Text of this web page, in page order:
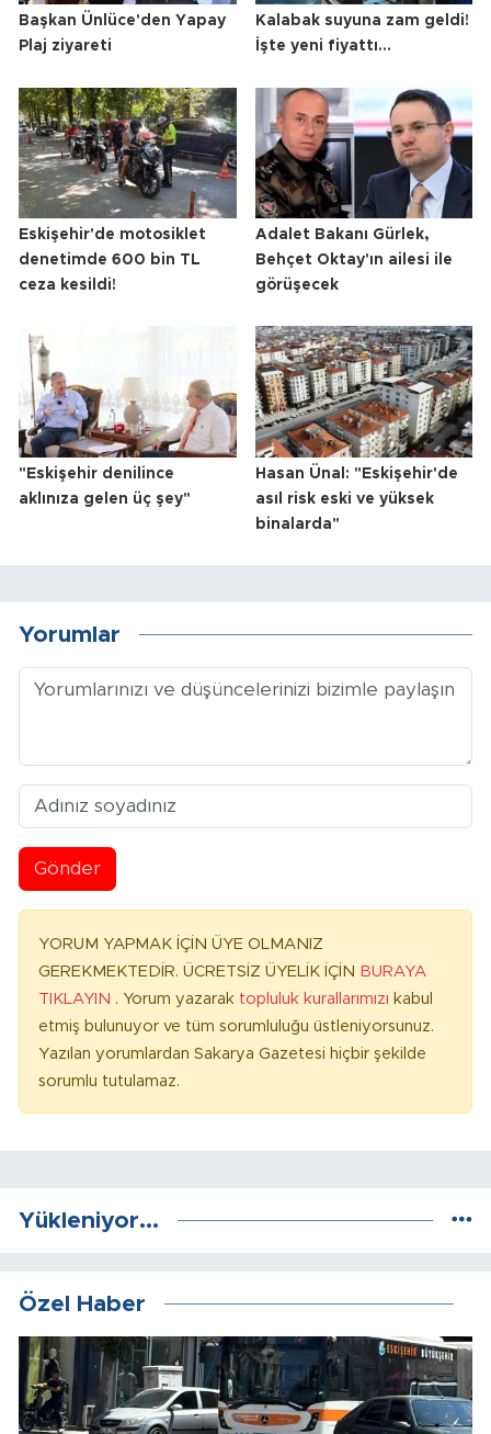
Başkan Ünlüce'den Yapay
Plaj ziyareti
Kalabak suyuna zam geldi!
İşte yeni fiyattı...
Eskişehir'de motosiklet
denetimde 600 bin TL
ceza kesildi!
Adalet Bakanı Gürlek,
Behçet Oktay'ın ailesi ile
görüşecek
"Eskişehir denilince
aklınıza gelen üç şey"
Hasan Ünal: "Eskişehir'de
asıl risk eski ve yüksek
binalarda"
Yorumlar
Gönder
YORUM YAPMAK İÇİN ÜYE OLMANIZ
GEREKMEKTEDİR. ÜCRETSİZ ÜYELİK İÇİN BURAYA
TIKLAYIN . Yorum yazarak topluluk kurallarımızı kabul
etmiş bulunuyor ve tüm sorumluluğu üstleniyorsunuz.
Yazılan yorumlardan Sakarya Gazetesi hiçbir şekilde
sorumlu tutulamaz.
Yükleniyor...
Özel Haber